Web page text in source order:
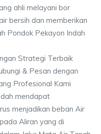
ahli melayani bor
bersih dan memberikan
Pondok Pekayon Indah
Strategi Terbaik
& Pesan dengan
Profesional Kami
mendapat
menjadikan beban Air
Aliran yang di